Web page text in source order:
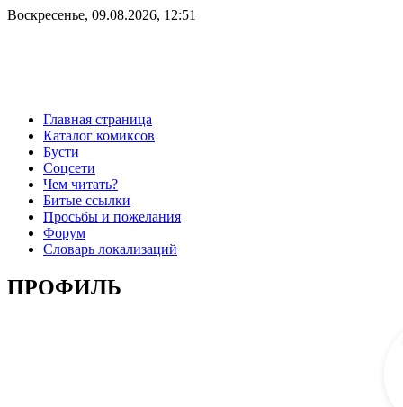
Воскресенье, 09.08.2026, 12:51
Главная страница
Каталог комиксов
Бусти
Соцсети
Чем читать?
Битые ссылки
Просьбы и пожелания
Форум
Словарь локализаций
ПРОФИЛЬ